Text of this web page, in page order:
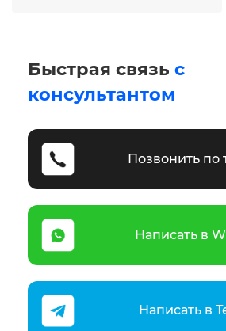
Быстрая связь с
консультантом
Позвонить по
Написать в
Написать в